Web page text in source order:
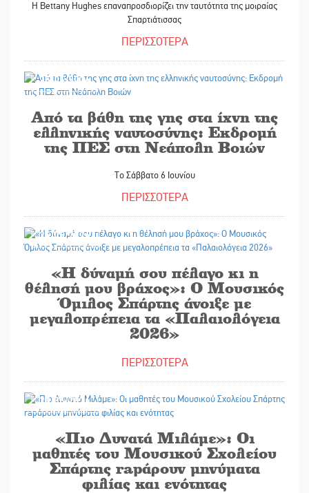
Η Bettany Hughes επαναπροσδιορίζει την ταυτότητα της μοιραίας
Σπαρτιάτισσας
ΠΕΡΙΣΣΟΤΕΡΑ
25/05/2026
Από τα βάθη της γης στα ίχνη της
ελληνικής ναυτοσύνης: Εκδρομή
της ΠΕΣ στη Νεάπολη Βοιών
Το Σάββατο 6 Ιουνίου
ΠΕΡΙΣΣΟΤΕΡΑ
25/05/2026
«Η δύναμή σου πέλαγο κι η
θέλησή μου βράχος»: Ο Μουσικός
Όμιλος Σπάρτης άνοιξε με
μεγαλοπρέπεια τα «Παλαιολόγεια
2026»
ΠΕΡΙΣΣΟΤΕΡΑ
20/05/2026
«Πιο Δυνατά Μιλάμε»: Οι
μαθητές του Μουσικού Σχολείου
Σπάρτης rapάρουν μηνύματα
φιλίας και ενότητας